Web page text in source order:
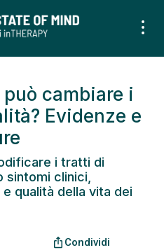
cambiare i
Evidenze e
i tratti di
sintomi clinici,
qualità della vita dei
ios_share Condividi